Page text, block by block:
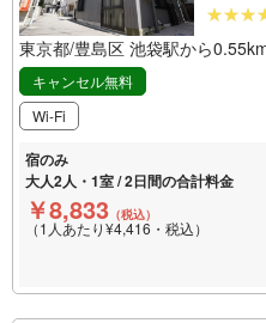
東京都/豊島区 池袋駅から
キャンセル無料
Wi-Fi
宿のみ
大人2人・1室 / 2日間の合計料金
￥8,833 （税込）
（1人あたり¥4,416・税込）